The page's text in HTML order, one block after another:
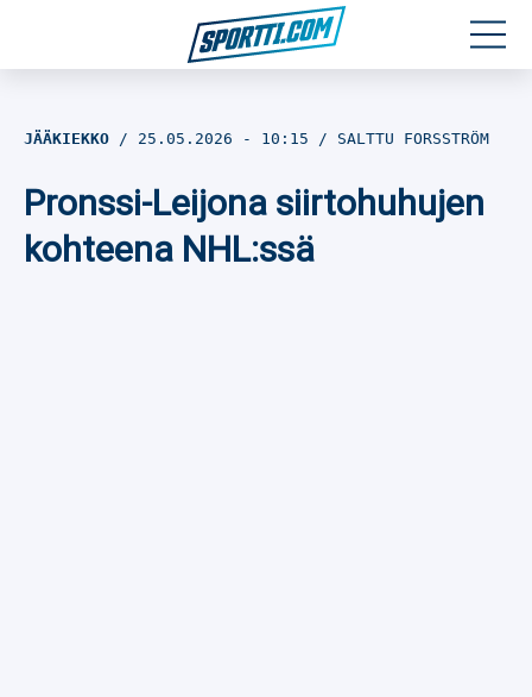
Jalkapallo
JÄÄKIEKKO 25.05.2026 - 10:15 SALTTU FORSSTRÖM
Pronssi-Leijona siirtohuhujen
kohteena NHL:ssä